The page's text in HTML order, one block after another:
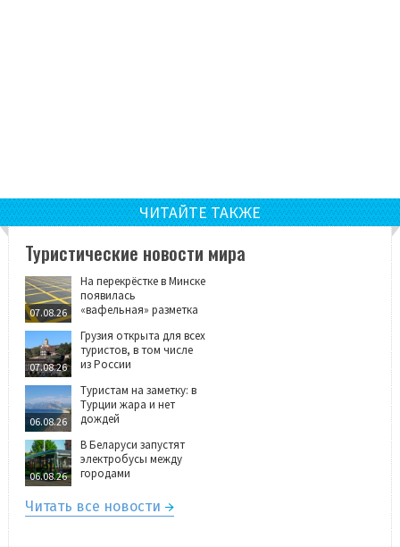
ЧИТАЙТЕ ТАКЖЕ
Туристические новости мира
07.08.26
На перекрёстке в Минске
появилась
«вафельная» разметка
07.08.26
Грузия открыта для всех
туристов, в том числе
из России
06.08.26
Туристам на заметку: в
Турции жара и нет
дождей
06.08.26
В Беларуси запустят
электробусы между
городами
Читать все новости